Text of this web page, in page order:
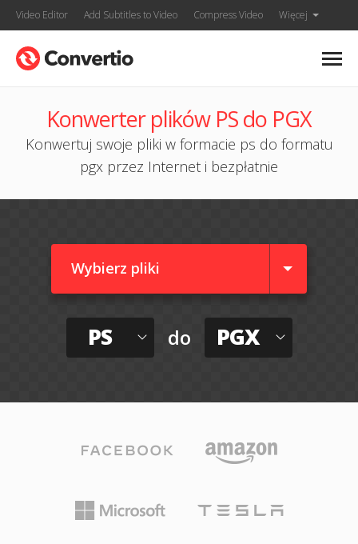
Video Editor Add Subtitles to Video Compress Video Więcej
Konwerter plików PS do PGX
Konwertuj swoje pliki w formacie ps do formatu
pgx przez Internet i bezpłatnie
Wybierz pliki
PS do PGX